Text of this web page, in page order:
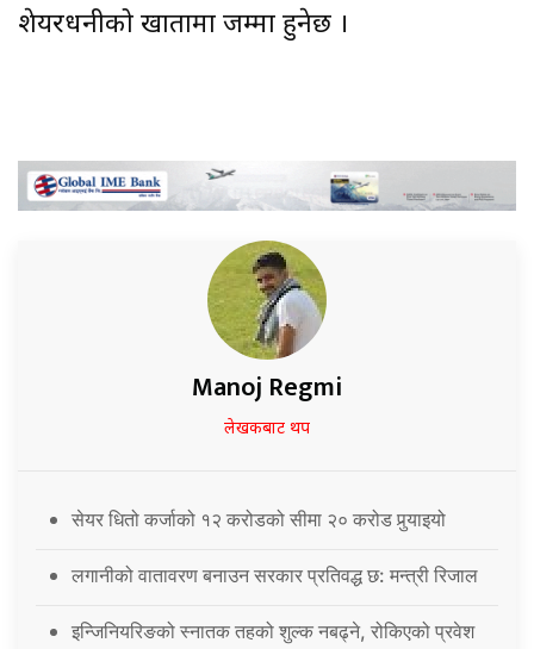
शेयरधनीको खातामा जम्मा हुनेछ ।
Manoj Regmi
लेखकबाट थप
सेयर धितो कर्जाको १२ करोडको सीमा २० करोड पुर्‍याइयो
लगानीको वातावरण बनाउन सरकार प्रतिवद्ध छ: मन्त्री रिजाल
इन्जिनियरिङको स्नातक तहको शुल्क नबढ्ने, रोकिएको प्रवेश